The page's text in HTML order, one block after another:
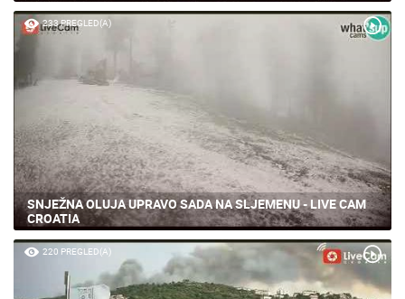
233 PREGLED(A)
SNJEŽNA OLUJA UPRAVO SADA NA SLJEMENU - LIVE CAM
CROATIA
220 PREGLED(A)